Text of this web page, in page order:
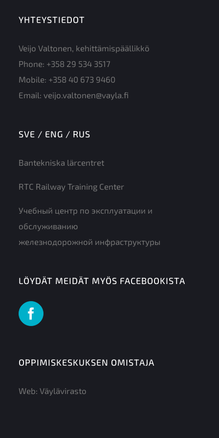
YHTEYSTIEDOT
Veijo Valtonen, kehittämispäällikkö
Phone: +358 29 534 3517
Mobile: +358 40 673 9460
Email: veijo.valtonen@vayla.fi
SVE / ENG / RUS
Bantekniska lärcentret
RTC Railway Training Center
Учебный центр по эксплуатации и
обслуживанию
железнодорожной инфраструктуры
LÖYDÄT MEIDÄT MYÖS FACEBOOKISTA
OPPIMISKESKUKSEN OMISTAJA
Web: Väylävirasto